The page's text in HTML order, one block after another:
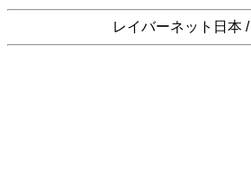
レイバーネット日本 /